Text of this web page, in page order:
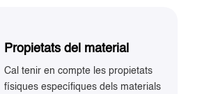
Propietats del material
Cal tenir en compte les propietats
físiques específiques dels materials